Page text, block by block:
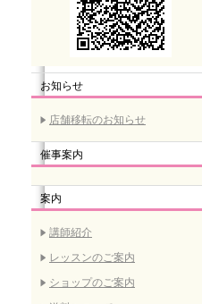
お知らせ
店舗移転のお知らせ
催事案内
案内
講師紹介
レッスンのご案内
ショップのご案内